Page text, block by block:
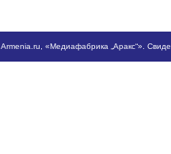
Armenia.ru , «Медиафабрика „Аракс“».